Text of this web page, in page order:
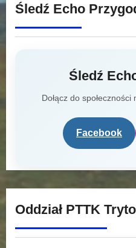
Śledź Echo
Śledź
Dołącz do społeczności
Facebook
Oddział PTTK